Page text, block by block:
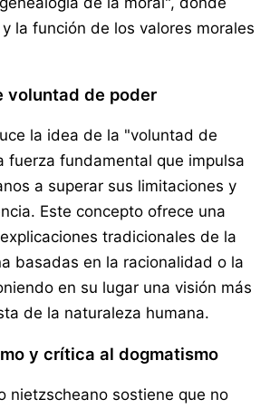
la función de los valores morales
voluntad de poder
la idea de la "voluntad de
fuerza fundamental que impulsa
a superar sus limitaciones y
Este concepto ofrece una
tradicionales de la
basadas en la racionalidad o la
en su lugar una visión más
de la naturaleza humana.
y crítica al dogmatismo
nietzscheano sostiene que no